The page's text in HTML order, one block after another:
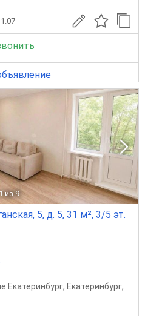
1 из 9
5, д. 5, 31 м², 3/5 эт.
Екатеринбург, Екатеринбург,